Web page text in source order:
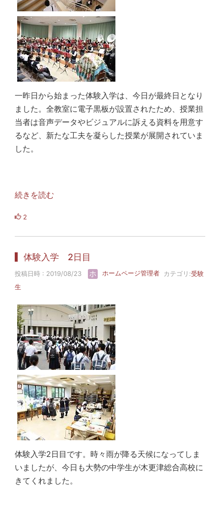
一昨日から始まった体験入学は、今日が最終日となり
ました。全教室に電子黒板が設置されたため、授業担
当者は音声データやビジュアルに訴える資料を用意す
るなど、新たな工夫を凝らした授業が展開されていま
した。
続きを読む
2
体験入学 2日目
投稿日時 : 2019/08/23 ホームページ管理者 カテゴリ:受験
生
体験入学2日目です。時々雨が降る天候になってしま
いましたが、今日も大勢の中学生が木更津総合高校に
きてくれました。